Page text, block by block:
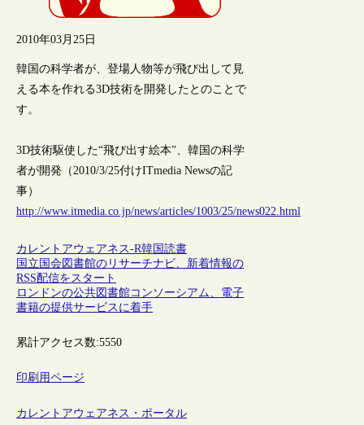
2010年03月25日
韓国の科学者が、登場人物等が飛び出して見
える本を作れる3D技術を開発したとのことで
す。
3D技術駆使した“飛び出す絵本”、韓国の科学
者が開発（2010/3/25付けITmedia Newsの記
事）
http://www.itmedia.co.jp/news/articles/1003/25/news022.html
カレントアウェアネス-R韓国読書
国立国会図書館のリサーチナビ、新着情報の
RSS配信をスタート
ロンドンの公共図書館コンソーシアム、電子
書籍の提供サービスに着手
累計アクセス数:5550
印刷用ページ
カレントアウェアネス・ポータル